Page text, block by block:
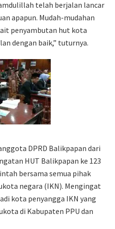
telah berjalan lancar
apapun. Mudah-mudahan
penyambutan hut kota
dengan baik,” tuturnya.
DPRD Balikpapan dari
HUT Balikpapan ke 123
bersama semua pihak
negara (IKN). Mengingat
kota penyangga IKN yang
di Kabupaten PPU dan